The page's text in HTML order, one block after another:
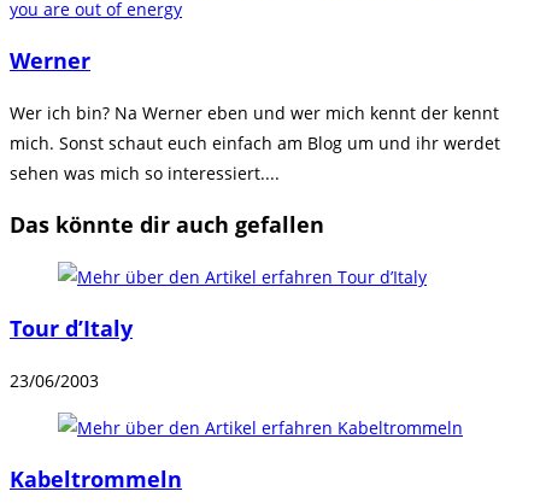
ansehen
you are out of energy
Werner
Wer ich bin? Na Werner eben und wer mich kennt der kennt
mich. Sonst schaut euch einfach am Blog um und ihr werdet
sehen was mich so interessiert....
Das könnte dir auch gefallen
Tour d’Italy
23/06/2003
Kabeltrommeln